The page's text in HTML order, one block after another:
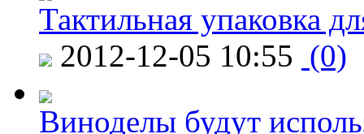
Тактильная упаковка
2012-12-05 10:55 (0)
Виноделы будут